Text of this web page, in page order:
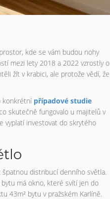
kde se vám budou nohy
mezi lety 2018 a 2022 vzrostly o
žít v krabici, ale protože vědí, že
konkrétní případové studie
skutečně fungovalo u majitelů v
vyplatí investovat do skrytého
distribucí denního světla.
má okno, které svítí jen do
43m² bytu v pražském Karlíně.